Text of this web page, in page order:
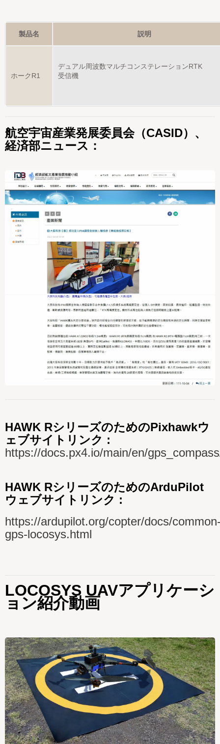
製品名 説明
ホークR1
デュアル周波数マルチコンステレーションRTK
受信機
航空宇宙産業発展委員会（CASID）、
経済部ニュース：
HAWK RシリーズのためのPixhawkウ
ェブサイトリンク :
https://docs.px4.io/main/en/
HAWK RシリーズのためのArduPilot
ウェブサイトリンク :
https://ardupilot.org/copter/docs/
gps-locosys.html
LOCOSYS UAVアプリケーシ
ョン紹介動画